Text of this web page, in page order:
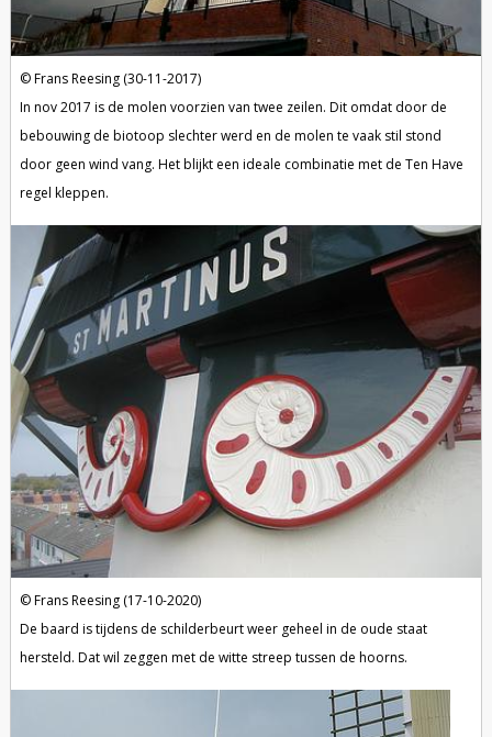
Frans Reesing (30-11-2017)
In nov 2017 is de molen voorzien van twee zeilen. Dit omdat door de
bebouwing de biotoop slechter werd en de molen te vaak stil stond
door geen wind vang. Het blijkt een ideale combinatie met de Ten Have
regel kleppen.
Frans Reesing (17-10-2020)
De baard is tijdens de schilderbeurt weer geheel in de oude staat
hersteld. Dat wil zeggen met de witte streep tussen de hoorns.